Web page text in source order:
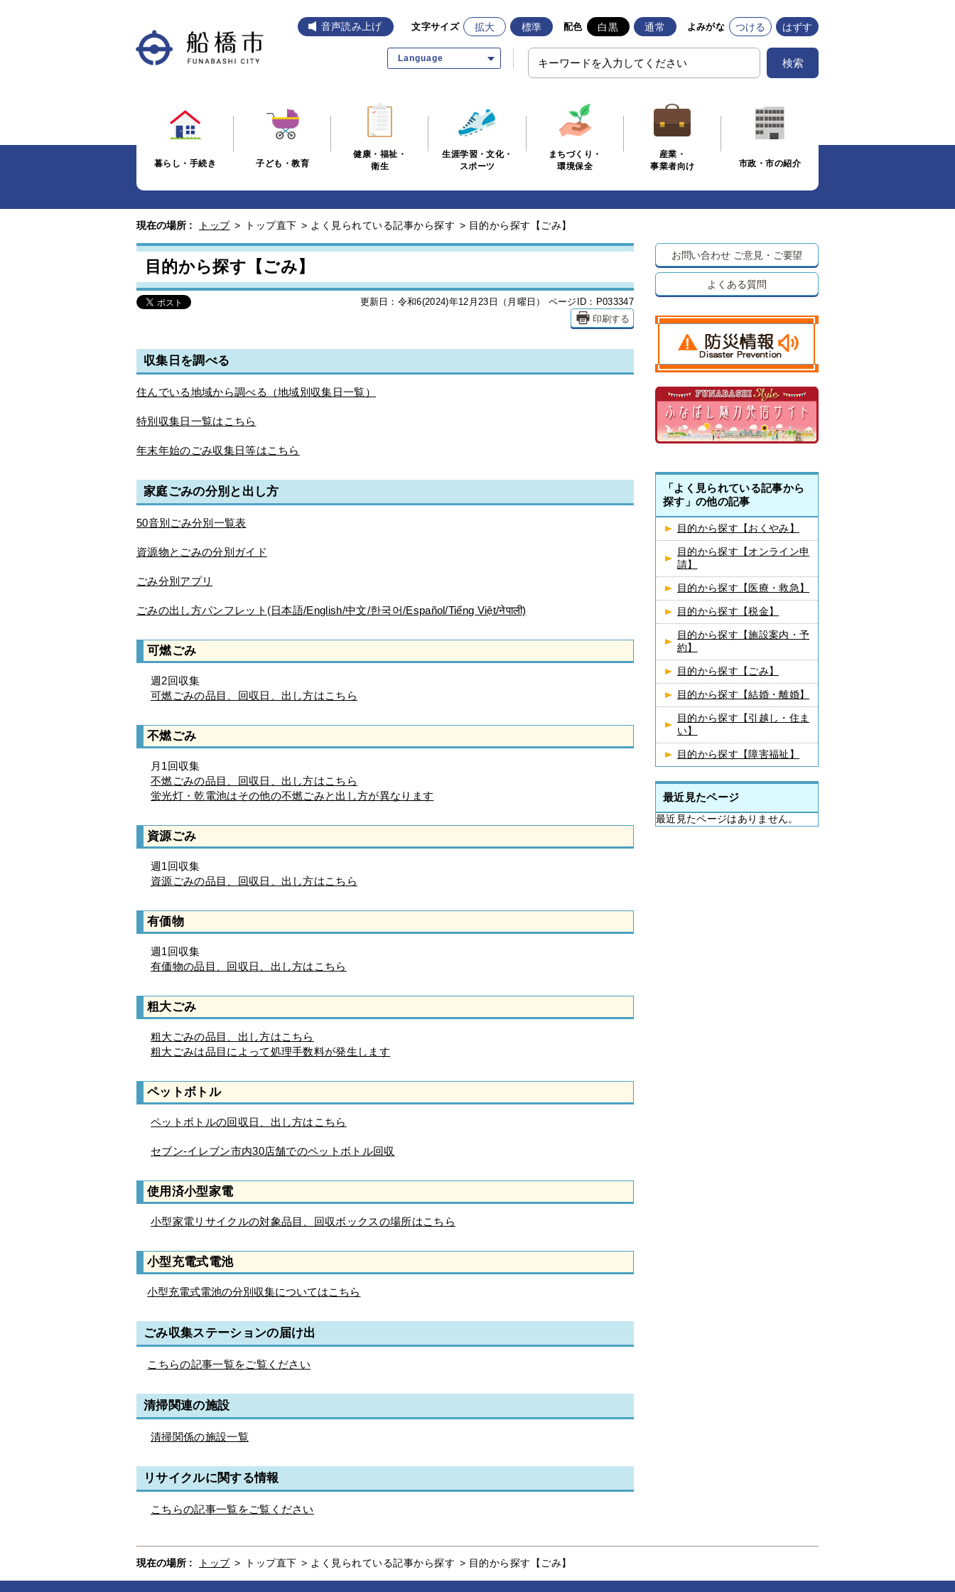
音声読み上げ 文字サイズ 拡大 標準 配色 白黒 通常 よみがな つける はずす
Language 検索
暮らし・手続き 子ども・教育
健康・福祉・
衛生
生涯学習・文化・
スポーツ
まちづくり・
環境保全
産業・
事業者向け
市政・市の紹介
現在の場所 : トップ > トップ直下 > よく見られている記事から探す > 目的から探す【ごみ】
目的から探す【ごみ】
更新日：令和6(2024)年12月23日（月曜日） ページID：P033347
印刷する
収集日を調べる
住んでいる地域から調べる（地域別収集日一覧）
特別収集日一覧はこちら
年末年始のごみ収集日等はこちら
家庭ごみの分別と出し方
50音別ごみ分別一覧表
資源物とごみの分別ガイド
ごみ分別アプリ
ごみの出し方パンフレット(日本語/English/中文/한국어/Español/Tiếng Việt/नेपाली)
可燃ごみ
週2回収集
可燃ごみの品目、回収日、出し方はこちら
不燃ごみ
月1回収集
不燃ごみの品目、回収日、出し方はこちら
蛍光灯・乾電池はその他の不燃ごみと出し方が異なります
資源ごみ
週1回収集
資源ごみの品目、回収日、出し方はこちら
有価物
週1回収集
有価物の品目、回収日、出し方はこちら
粗大ごみ
粗大ごみの品目、出し方はこちら
粗大ごみは品目によって処理手数料が発生します
ペットボトル
ペットボトルの回収日、出し方はこちら
セブン-イレブン市内30店舗でのペットボトル回収
使用済小型家電
小型家電リサイクルの対象品目、回収ボックスの場所はこちら
小型充電式電池
小型充電式電池の分別収集についてはこちら
ごみ収集ステーションの届け出
こちらの記事一覧をご覧ください
清掃関連の施設
清掃関係の施設一覧
リサイクルに関する情報
こちらの記事一覧をご覧ください
お問い合わせ ご意見・ご要望
よくある質問
「よく見られている記事から
探す」の他の記事
目的から探す【おくやみ】
目的から探す【オンライン申
請】
目的から探す【医療・救急】
目的から探す【税金】
目的から探す【施設案内・予
約】
目的から探す【ごみ】
目的から探す【結婚・離婚】
目的から探す【引越し・住ま
い】
目的から探す【障害福祉】
最近見たページ
最近見たページはありません。
現在の場所 : トップ > トップ直下 > よく見られている記事から探す > 目的から探す【ごみ】